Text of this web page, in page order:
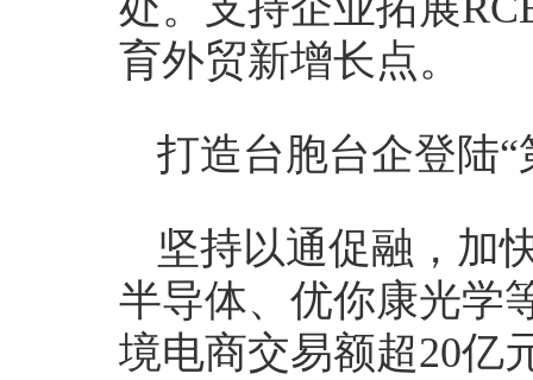
育外贸新增长点。
打造台胞台企登陆
坚持以通促融，加
半导体、优你康光学
境电商交易额超20亿